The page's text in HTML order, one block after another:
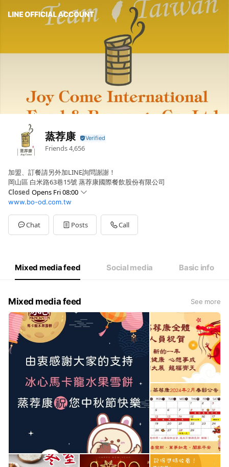
蒸荐康
Friends4,656
加盟、訂餐請另外加LINE詢問謝謝！
岡山區 白米路63巷15號 蒸荐康國際餐飲股份有限公司
Closed Opens Fri 08:00
SunClosed
Mon08:00 - 17:00
Tue08:00 - 17:00
Wed08:00 - 17:00
Closed
六日、國定假日休息
www.bo-od.com.tw
Chat Posts Call
Mixed media feed Social media Basic info
Mixed media feed See more